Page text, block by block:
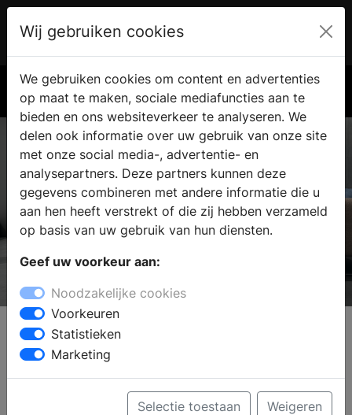
€ 0.00
Beste Koop Tegels
Producten
Wij gebruiken cookies
We gebruiken cookies om content en advertenties
op maat te maken, sociale mediafuncties aan te
bieden en ons websiteverkeer te analyseren. We
delen ook informatie over uw gebruik van onze site
met onze social media-, advertentie- en
analysepartners. Deze partners kunnen deze
gegevens combineren met andere informatie die u
aan hen heeft verstrekt of die zij hebben verzameld
op basis van uw gebruik van hun diensten.
Geef uw voorkeur aan:
Noodzakelijke cookies
Voorkeuren
Statistieken
Marketing
Selectie toestaan Weigeren